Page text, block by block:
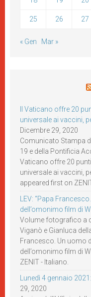
25 26 27
« Gen Mar »
Il Vaticano offre 20
universale ai vaccini,
Dicembre 29, 2020
Comunicato Stampa
19 e della Pontificia
Vaticano offre 20
universale ai vaccini,
appeared first on
LEV: “Papa
dell’omonimo film di
Volume fotografico a
Viganò e Gianluca
Francesco. Un uomo
dell’omonimo film di
ZENIT - Italiano.
Lunedì 4 gennaio
29, 2020